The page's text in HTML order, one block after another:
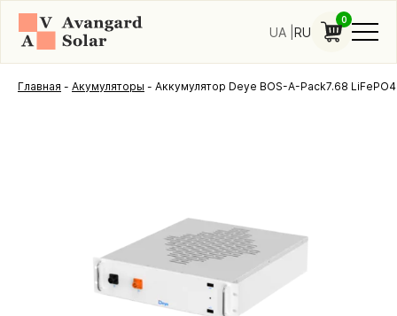
UA RU
0
Главная - Акумуляторы - Аккумулятор Deye BOS-A-Pack7.68